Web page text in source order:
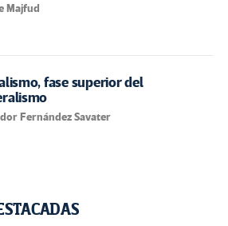
Majfud
fase superior del
Fernández Savater